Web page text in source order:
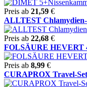
Preis ab 21,59 €
ALLTEST
Preis ab 22,68 €
FOLSÄURE HEVERT
Preis ab 8,99 €
CURAPROX Travel-